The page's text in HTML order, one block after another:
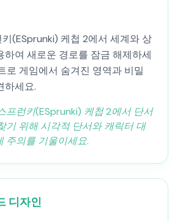
키(ESprunki) 케첩 2에서 세계와 상
하여 새로운 경로를 잠금 해제하세
로 게임에서 숨겨진 영역과 비밀
하세요.
프런키(ESprunki) 케첩 2에서 단서
기 위해 시각적 단서와 캐릭터 대
주의를 기울이세요.
디자인